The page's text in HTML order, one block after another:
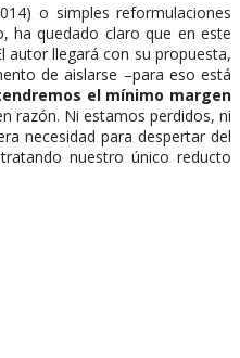
o simples reformulaciones
ha quedado claro que en este
autor llegará con su propuesta,
de aislarse –para eso está
el mínimo margen
razón. Ni estamos perdidos, ni
necesidad para despertar del
nuestro único reducto